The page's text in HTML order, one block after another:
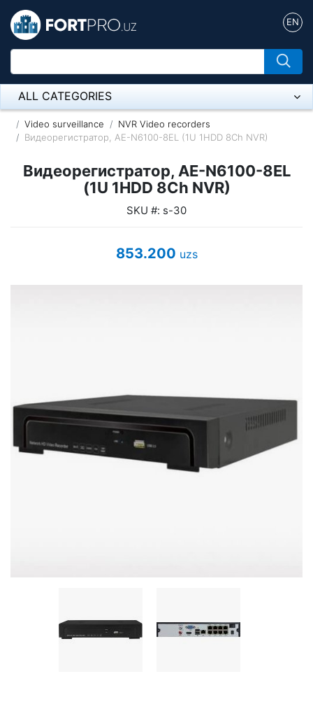
EN
ALL CATEGORIES
Микрофон
Оборудование Mikrotik
Headphones
Mouses and keybords
Video surveillance
NVR Video recorders
Видеорегистратор, AE-N6100-8EL (1U 1HDD 8Ch NVR)
Видеорегистратор, AE-N6100-8EL
(1U 1HDD 8Ch NVR)
SKU #: s-30
853.200 uzs